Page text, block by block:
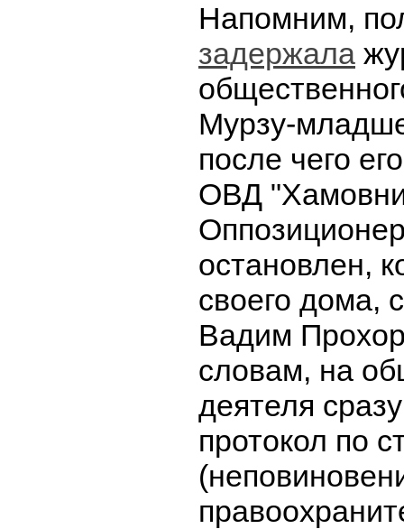
Напомним,
задержала
Мурзу-
после чего
ОВД
остановлен,
своего дома,
Вадим
словам, на
деятеля
протокол по